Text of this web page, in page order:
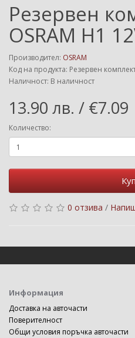
Резервен
OSRAM H1
Производител: OSRAM
Код на продукта: Резервен
Наличност: В наличност
13.90 лв. / €7.09
Количество:
0 отзива /
Информация
Доставка на авточасти
Поверителност
Общи условия поръчка авточасти